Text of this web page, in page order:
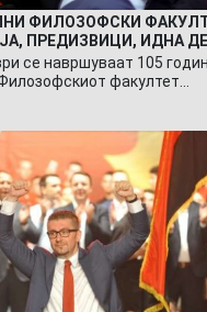
ФИЛОЗОФСКИ
ПРЕДИЗВИЦИ, ИДНА
се навршуваат 105
факултет…